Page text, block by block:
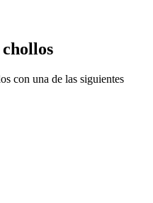
con una de las siguientes